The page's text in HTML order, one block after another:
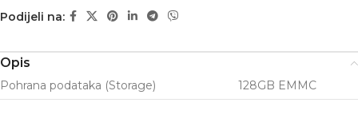
Podijeli na:
Opis
Pohrana podataka (Storage) 128GB EMMC